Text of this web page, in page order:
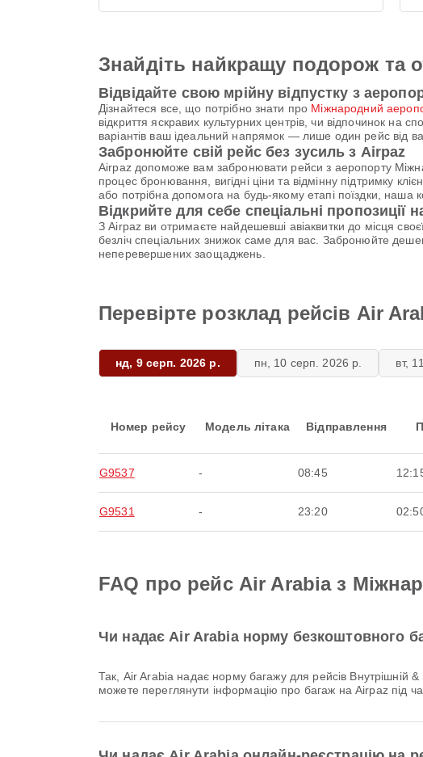
Знайдіть найкращу подорож та
Відвідайте свою мрійну відпустку з
Дізнайтеся все, що потрібно знати про Міжнародний
відкриття яскравих культурних центрів, чи відпочинок
варіантів ваш ідеальний напрямок — лише один рейс від
Забронюйте свій рейс без зусиль з Airpaz
Airpaz допоможе вам забронювати рейси з аеропорту
процес бронювання, вигідні ціни та відмінну підтримку
або потрібна допомога на будь-якому етапі поїздки,
Відкрийте для себе спеціальні пропозиції
З Airpaz ви отримаєте найдешевші авіаквитки до місця
безліч спеціальних знижок саме для вас. Забронюйте
неперевершених заощаджень.
Перевірте розклад рейсів Air
нд, 9 серп. 2026 р. пн, 10 серп. 2026 р. вт,
Номер рейсу Модель літака Відправлення
G9537 - 08:45
G9531 - 23:20
FAQ про рейс Air Arabia з
Чи надає Air Arabia норму безкоштовного
Так, Air Arabia надає норму багажу для рейсів Внутрішній & Міжнародний з Міжнародний аеропорт Катманду. Деталі залежать від типу квитка та напрямку. Ви
можете переглянути інформацію про багаж на Airpaz під